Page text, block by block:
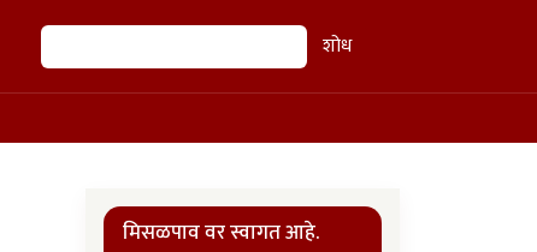
शोध शोध
मिसळपाव वर स्वागत आहे.